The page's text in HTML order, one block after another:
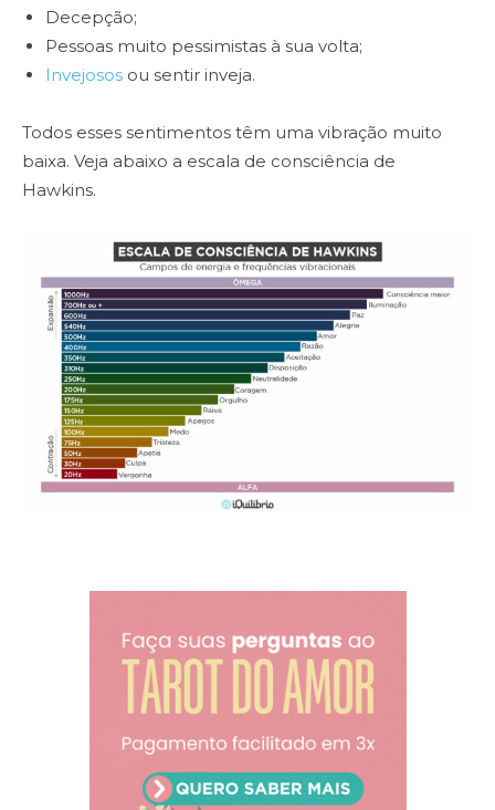
Decepção;
Pessoas muito pessimistas à sua volta;
Invejosos ou sentir inveja.
Todos esses sentimentos têm uma vibração muito
baixa. Veja abaixo a escala de consciência de
Hawkins.